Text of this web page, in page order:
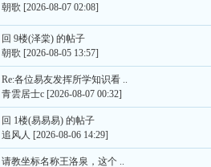
朝歌 [2026-08-07 02:08]
回 9楼(泽棠) 的帖子
朝歌 [2026-08-05 13:57]
Re:各位易友发挥所学知识看 ..
青雲居士c [2026-08-07 00:32]
回 1楼(易易易) 的帖子
追风人 [2026-08-06 14:29]
请教坐标名称王洛泉，这个 ..